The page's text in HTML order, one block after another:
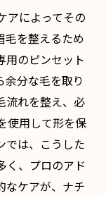
アによってその
毛を整えるため
用のピンセット
余分な毛を取り
流れを整え、必
使用して形を保
では、こうした
く、プロのアド
なケアが、ナチ